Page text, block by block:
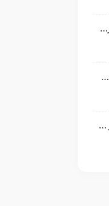
آموزش کار با فرمت ها در پایتون
علت بوت نشدن ویندوز ۱۰ و ۱۱ + آموزش رفع مشکل (راهنمای گام‌به‌گام)
افزایش سرعت رندر افتر افکت؛ رفع کندی After Effects